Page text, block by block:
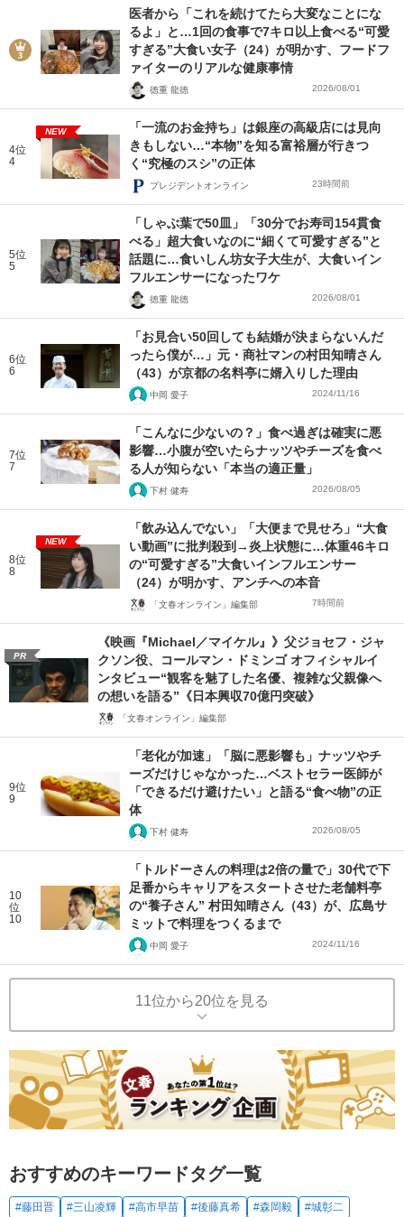
医者から「これを続けてたら大変なことにな
るよ」と…1回の食事で7キロ以上食べる“可愛
すぎる”大食い女子（24）が明かす、フードフ
ァイターのリアルな健康事情
徳重 龍徳 2026/08/01
4位
4
NEW
「一流のお金持ち」は銀座の高級店には見向
きもしない…“本物”を知る富裕層が行きつ
く“究極のスシ”の正体
プレジデントオンライン 23時間前
5位
5
「しゃぶ葉で50皿」「30分でお寿司154貫食
べる」超大食いなのに“細くて可愛すぎる”と
話題に…食いしん坊女子大生が、大食いイン
フルエンサーになったワケ
徳重 龍徳 2026/08/01
6位
6
「お見合い50回しても結婚が決まらないんだ
ったら僕が…」元・商社マンの村田知晴さん
（43）が京都の名料亭に婿入りした理由
中岡 愛子 2024/11/16
7位
7
「こんなに少ないの？」食べ過ぎは確実に悪
影響…小腹が空いたらナッツやチーズを食べ
る人が知らない「本当の適正量」
下村 健寿 2026/08/05
8位
8
NEW
「飲み込んでない」「大便まで見せろ」“大食
い動画”に批判殺到→炎上状態に…体重46キロ
の“可愛すぎる”大食いインフルエンサー
（24）が明かす、アンチへの本音
「文春オンライン」編集部 7時間前
PR
《映画『Michael／マイケル』》父ジョセフ・ジャ
クソン役、コールマン・ドミンゴ オフィシャルイ
ンタビュー“観客を魅了した名優、複雑な父親像へ
の想いを語る”《日本興収70億円突破》
「文春オンライン」編集部
9位
9
「老化が加速」「脳に悪影響も」ナッツやチ
ーズだけじゃなかった…ベストセラー医師が
「できるだけ避けたい」と語る“食べ物”の正
体
下村 健寿 2026/08/05
10
位
10
「トルドーさんの料理は2倍の量で」30代で下
足番からキャリアをスタートさせた老舗料亭
の“養子さん” 村田知晴さん（43）が、広島サ
ミットで料理をつくるまで
中岡 愛子 2024/11/16
11位から20位を見る
おすすめのキーワードタグ一覧
#藤田晋 #三山凌輝 #高市早苗 #後藤真希 #森岡毅 #城彰二